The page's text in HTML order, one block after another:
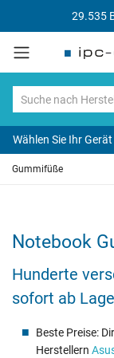
29.535
Wählen Sie Ihr Gerät
Gummifüße
Notebook
Hunderte
sofort ab
Beste Preise:
Herstellern